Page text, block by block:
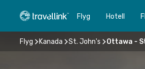
Flyg Hotell
Flyg Kanada St. John's Ottawa -